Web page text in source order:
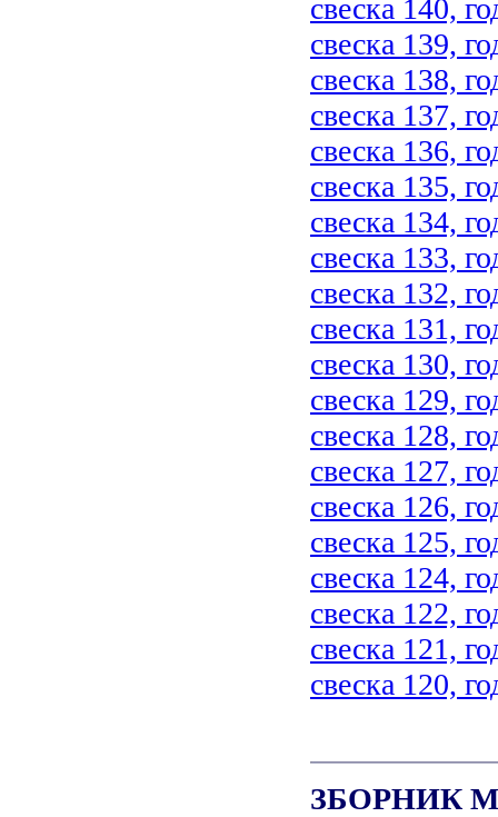
свеска 140,
свеска 139,
свеска 138,
свеска 137,
свеска 136,
свеска 135,
свеска 134,
свеска 133,
свеска 132,
свеска 131,
свеска 130,
свеска 129,
свеска 128,
свеска 127,
свеска 126,
свеска 125,
свеска 124,
свеска 122,
свеска 121,
свеска 120,
ЗБОРНИК